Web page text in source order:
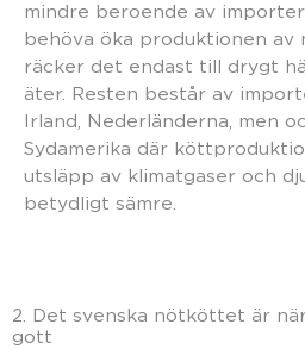
mindre beroende av
behöva öka produktionen av
räcker det endast till drygt
äter. Resten består av
Irland, Nederländerna, men
Sydamerika där
utsläpp av klimatgaser och
betydligt sämre.
2. Det svenska nötköttet är
gott